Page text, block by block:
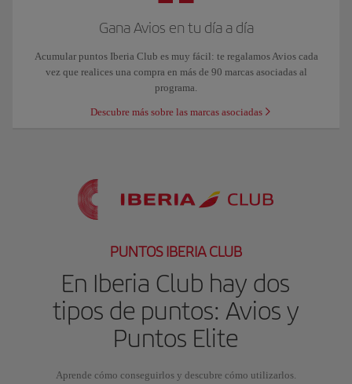
Gana Avios en tu día a día
Acumular puntos Iberia Club es muy fácil: te regalamos Avios cada
vez que realices una compra en más de 90 marcas asociadas al
programa.
Descubre más sobre las marcas asociadas
PUNTOS IBERIA CLUB
En Iberia Club hay dos
tipos de puntos: Avios y
Puntos Elite
Aprende cómo conseguirlos y descubre cómo utilizarlos.